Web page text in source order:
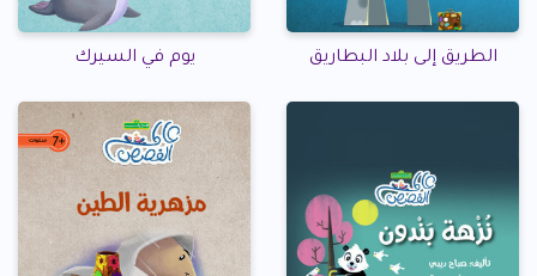
الطريق إلى بلاد البطاريق يوم في السيرك